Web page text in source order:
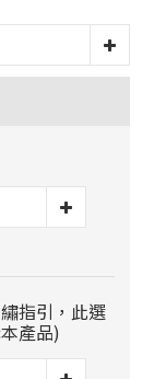
指引，此選
產品)